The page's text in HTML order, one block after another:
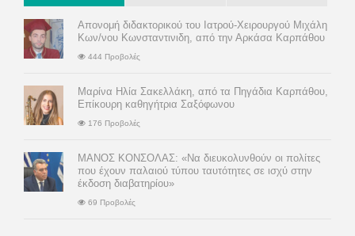
Απονομή διδακτορικού του Ιατρού-Χειρουργού Μιχάλη
Κων/νου Κωνσταντινιδη, από την Αρκάσα Καρπάθου
444 Προβολές
Μαρίνα Ηλία Σακελλάκη, από τα Πηγάδια Καρπάθου,
Επίκουρη καθηγήτρια Σαξόφωνου
176 Προβολές
ΜΑΝΟΣ ΚΟΝΣΟΛΑΣ: «Να διευκολυνθούν οι πολίτες
που έχουν παλαιού τύπου ταυτότητες σε ισχύ στην
έκδοση διαβατηρίου»
69 Προβολές